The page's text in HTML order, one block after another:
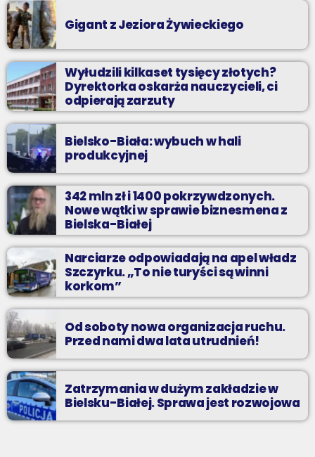
Gigant z Jeziora Żywieckiego
Wyłudzili kilkaset tysięcy złotych?
Dyrektorka oskarża nauczycieli, ci
odpierają zarzuty
Bielsko-Biała: wybuch w hali
produkcyjnej
342 mln zł i 1400 pokrzywdzonych.
Nowe wątki w sprawie biznesmena z
Bielska-Białej
Narciarze odpowiadają na apel władz
Szczyrku. „To nie turyści są winni
korkom”
Od soboty nowa organizacja ruchu.
Przed nami dwa lata utrudnień!
Zatrzymania w dużym zakładzie w
Bielsku-Białej. Sprawa jest rozwojowa